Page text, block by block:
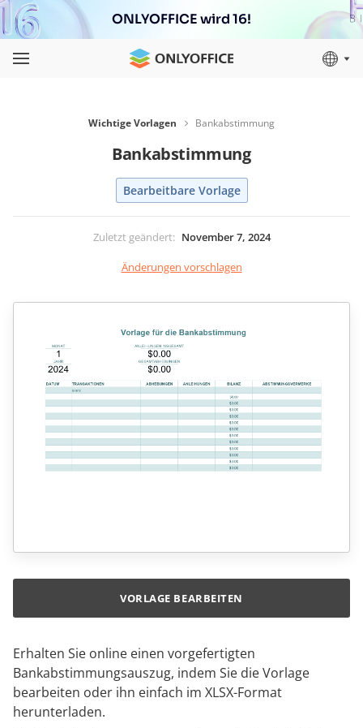
ONLYOFFICE wird 16!
Wichtige Vorlagen Bankabstimmung
Bankabstimmung
Bearbeitbare Vorlage
Zuletzt geändert: November 7, 2024
Änderungen vorschlagen
Erhalten Sie online einen vorgefertigten
Bankabstimmungsauszug, indem Sie die Vorlage
bearbeiten oder ihn einfach im XLSX-Format
herunterladen.
VORLAGE BEARBEITEN